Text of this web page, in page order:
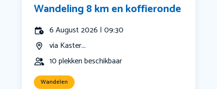
Wandeling 8 km en koffieronde
6 August 2026 | 09:30
via Kaster...
10 plekken beschikbaar
Wandelen